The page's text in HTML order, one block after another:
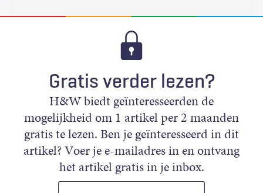
Gratis verder lezen?
H&W biedt geïnteresseerden de
mogelijkheid om 1 artikel per 2 maanden
gratis te lezen. Ben je geïnteresseerd in dit
artikel? Voer je e-mailadres in en ontvang
het artikel gratis in je inbox.